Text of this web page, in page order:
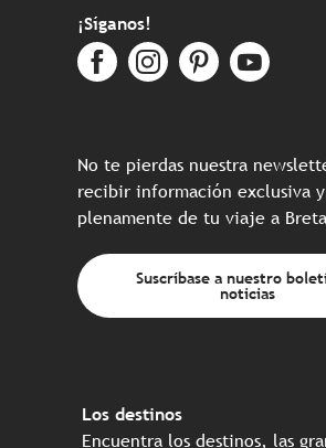
¡Síganos!
No te pierdas nuestra
recibir información exclusiva
plenamente de tu viaje a
Suscríbase a nuestro
noticias
Los destinos
Encuentra los destinos, las